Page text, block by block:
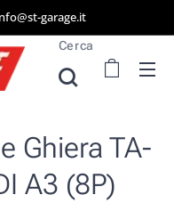
garage.it
Cerca
Ghiera TA-
A3 (8P)